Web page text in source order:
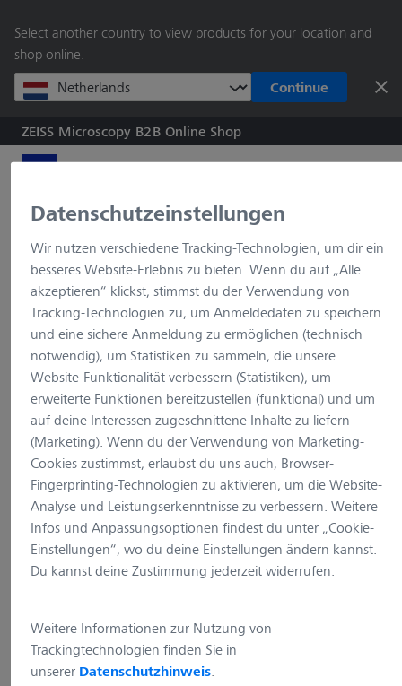
Select another country to view products for your location and
shop online.
Continue
ZEISS Microscopy B2B Online Shop
Home Digitalmikroskope Visioner 1
Visioner 1
404 Seite wurde nicht
gefunden
Leider existiert die von Ihnen
aufgerufene Webseite nicht (mehr) auf
unserem Webserver. Bitte benutzen Sie
die Navigation unserer Website, um die
von Ihnen gewünschten Inhalte zu
zurück zur Startseite
Datenschutzeinstellungen
Wir nutzen verschiedene Tracking-Technologien, um dir ein
besseres Website-Erlebnis zu bieten. Wenn du auf „Alle
akzeptieren“ klickst, stimmst du der Verwendung von
Tracking-Technologien zu, um Anmeldedaten zu speichern
und eine sichere Anmeldung zu ermöglichen (technisch
notwendig), um Statistiken zu sammeln, die unsere
Website-Funktionalität verbessern (Statistiken), um
erweiterte Funktionen bereitzustellen (funktional) und um
auf deine Interessen zugeschnittene Inhalte zu liefern
(Marketing). Wenn du der Verwendung von Marketing-
Cookies zustimmst, erlaubst du uns auch, Browser-
Fingerprinting-Technologien zu aktivieren, um die Website-
Analyse und Leistungserkenntnisse zu verbessern. Weitere
Infos und Anpassungsoptionen findest du unter „Cookie-
Einstellungen“, wo du deine Einstellungen ändern kannst.
Du kannst deine Zustimmung jederzeit widerrufen.
Weitere Informationen zur Nutzung von
Trackingtechnologien finden Sie in
unserer Datenschutzhinweis.